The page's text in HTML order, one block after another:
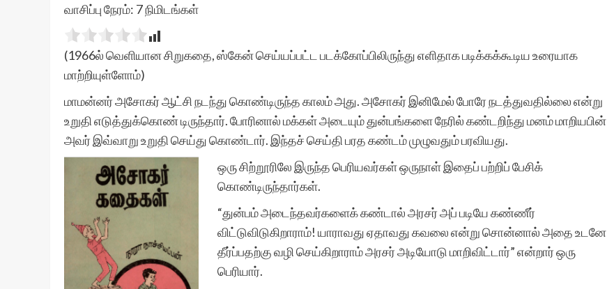
வாசிப்பு நேரம்: 7நிமிடங்கள்
(1966ல் வெளியான சிறுகதை, ஸ்கேன் செய்யப்பட்ட படக்கோப்பிலிருந்து எளிதாக படிக்கக்கூடிய உரையாக
மாற்றியுள்ளோம்)
மாமன்னர் அசோகர் ஆட்சி நடந்து கொண்டிருந்த காலம் அது. அசோகர் இனிமேல் போரே நடத்துவதில்லை என்று
உறுதி எடுத்துக்கொண் டிருந்தார். போரினால் மக்கள் அடையும் துன்பங்களை நேரில் கண்டறிந்து மனம் மாறியபின்
அவர் இவ்வாறு உறுதி செய்து கொண்டார். இந்தச் செய்தி பரத கண்டம் முழுவதும் பரவியது.
ஒரு சிற்றூரிலே இருந்த பெரியவர்கள் ஒருநாள் இதைப் பற்றிப் பேசிக்
கொண்டிருந்தார்கள்.
“துன்பம் அடைந்தவர்களைக் கண்டால் அரசர் அப் படியே கண்ணீர்
விட்டுவிடுகிறாராம்! யாராவது ஏதாவது கவலை என்று சொன்னால் அதை உடனே
தீர்ப்பதற்கு வழி செய்கிறாராம் அரசர் அடியோடு மாறிவிட்டார்” என்றார் ஒரு
பெரியார்.